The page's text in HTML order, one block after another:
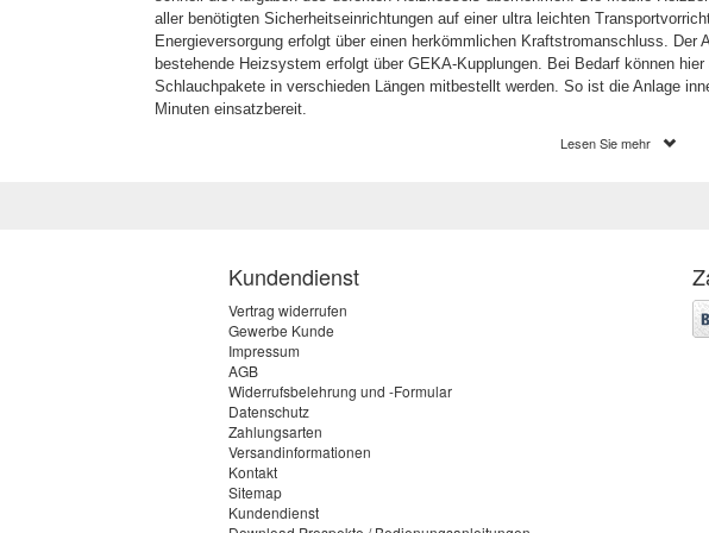
aller benötigten Sicherheitseinrichtungen auf einer ultra leichten
Energieversorgung erfolgt über einen herkömmlichen Kraftstromanschluss. Der
bestehende Heizsystem erfolgt über GEKA-Kupplungen. Bei Bedarf können hier
Schlauchpakete in verschieden Längen mitbestellt werden. So ist die Anlage
Minuten einsatzbereit.
Die mobile Heizzentrale ist in verschiedenen Leistungsstärken, von 4 kW bis 48
Eine mobile Heizzentrale für Bauaustrocknung und
Belegreifheizen
Neben der Möglichkeit die mobile Heizzentrale für die Gebäudebeheizung zu
optimal geeignet für die Bauaustrocknung und die Estrichtrocknung. Gerade in
kann die mobile Heizzentrale den Bauprozess oft um einige Wochen verkürzen
Kosten einsparen. Mit ihrer innovativen, vollelektronischen Steuerung ist das
vollelektronische mobile Heizzentrale am Markt.
Die neuen Modelle ASOS 24e Plus verfügen zudem über eine neue
Estrichaufheizprogramm, welches über die Programmerweiterung automatisch
Lesen Sie mehr
Kundendienst
Vertrag widerrufen
Gewerbe Kunde
Impressum
AGB
Widerrufsbelehrung und -Formular
Datenschutz
Zahlungsarten
Versandinformationen
Kontakt
Sitemap
Kundendienst